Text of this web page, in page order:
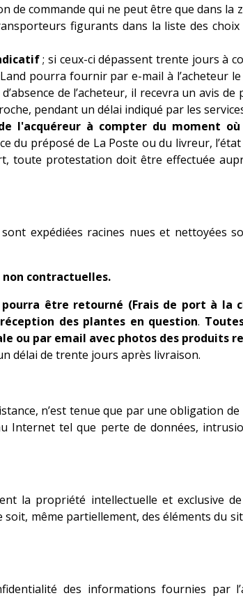
de commande qui ne peut être que dans
figurants dans la liste des
; si ceux-ci dépassent trente jours à
pourra fournir par e-mail à l’acheteur
de l’acheteur, il recevra un avis
pendant un délai indiqué par les
l'acquéreur à compter du moment
du préposé de La Poste ou du livreur,
toute protestation doit être effectuée
sont expédiées racines nues et nettoyées
non contractuelles.
être retourné (Frais de port à la
des plantes en question.
ou par email avec photos des produits
délai de trente jours après livraison.
n’est tenue que par une obligation
Internet tel que perte de données,
la propriété intellectuelle et exclusive de
même partiellement, des éléments du
des informations fournies par